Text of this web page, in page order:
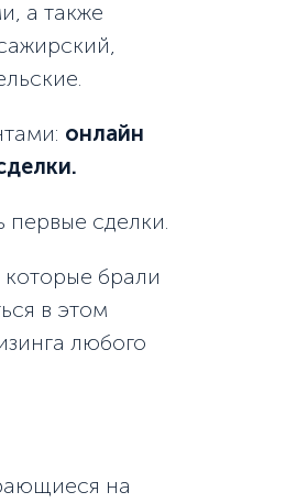
а также
онлайн
первые сделки.
брали
в этом
любого
на